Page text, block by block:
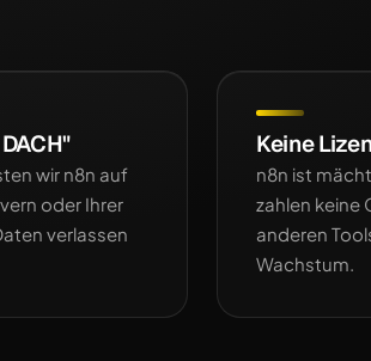
wir n8n auf
oder Ihrer
verlassen
Keine
n8n ist
zahlen keine
anderen
Wachstum.